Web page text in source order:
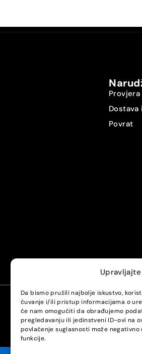
Da bismo pružili najbolje iskustvo,
čuvanje i/ili pristup informacijama o
će nam omogućiti da obrađujemo
pregledavanju ili jedinstveni ID-ovi na
povlačenje suglasnosti može
funkcije.
Povrat